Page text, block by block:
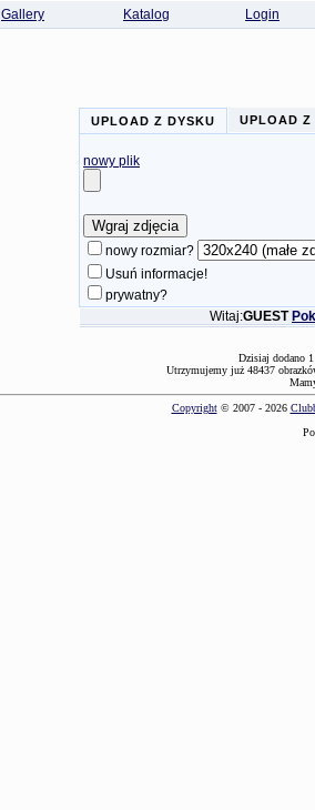
Gallery Katalog Login
UPLOAD Z DYSKU UPLOAD Z
nowy plik
nowy rozmiar?
Usuń informacje!
prywatny?
Witaj:GUEST
Dzisiaj dodano
Utrzymujemy już 48437
Copyright© 2007 - 2026